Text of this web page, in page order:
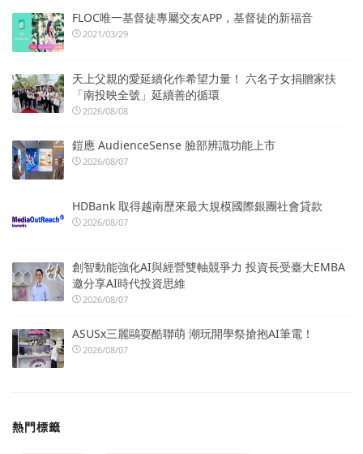
FLOC唯一基督徒專屬交友APP，基督徒的新福音
2021/03/29
天上父親的愛延續化作希望力量！ 六名子女捐贈家扶
「南投映全號」延續善的循環
2026/08/08
鎧應 AudienceSense 臉部辨識功能上市
2026/08/07
HDBank 取得越南歷來最大規模國際銀團社會貸款
2026/08/07
創智動能強化AI與經營雙軸競爭力 投資長受臺大EMBA
邀分享AI時代投資思維
2026/08/07
ASUSx三麗鷗耍酷聯萌 潮玩開學祭搶抱AI筆電！
2026/08/07
熱門標籤